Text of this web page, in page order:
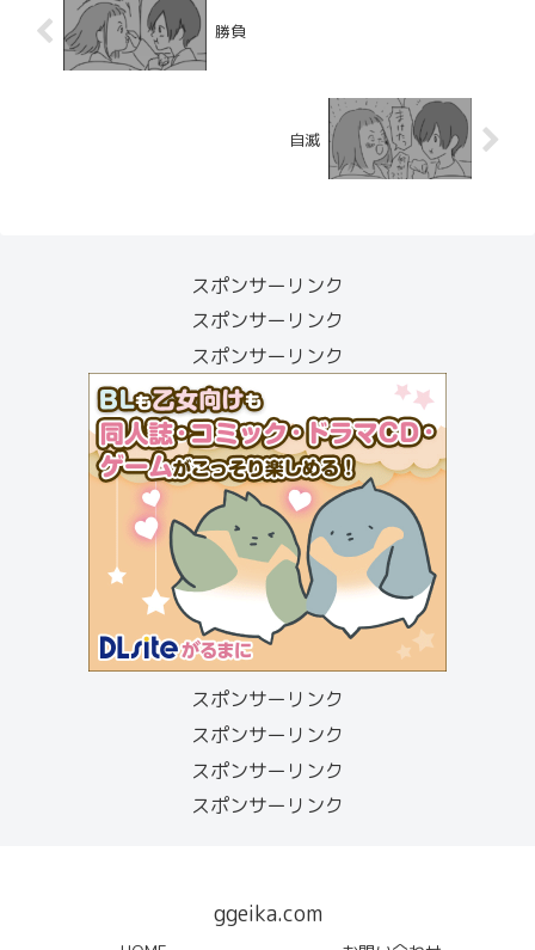
勝負
自滅
スポンサーリンク
スポンサーリンク
スポンサーリンク
スポンサーリンク
スポンサーリンク
スポンサーリンク
スポンサーリンク
ggeika.com